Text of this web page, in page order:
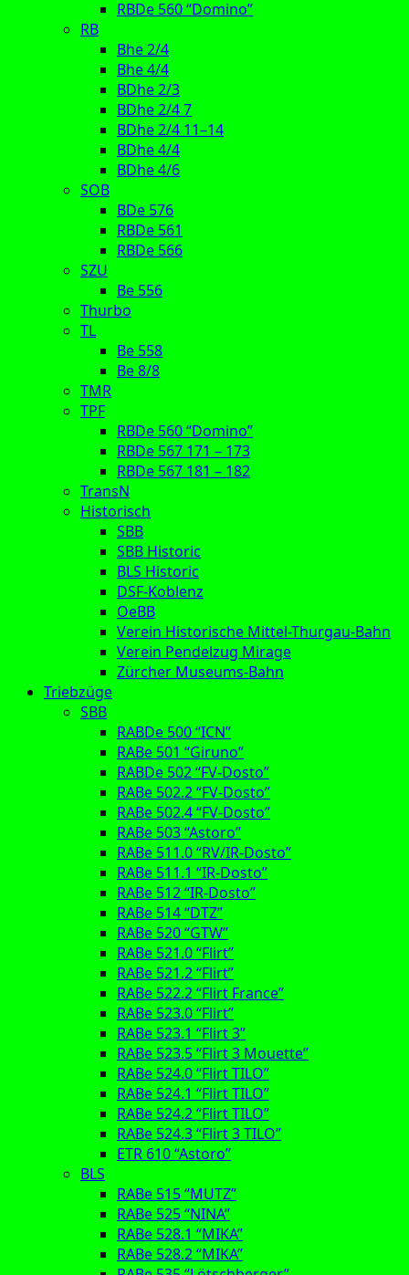
RBDe 560 “Domino”
RB
Bhe 2/4
Bhe 4/4
BDhe 2/3
BDhe 2/4 7
BDhe 2/4 11–14
BDhe 4/4
BDhe 4/6
SOB
BDe 576
RBDe 561
RBDe 566
SZU
Be 556
Thurbo
TL
Be 558
Be 8/8
TMR
TPF
RBDe 560 “Domino”
RBDe 567 171 – 173
RBDe 567 181 – 182
TransN
Historisch
SBB
SBB Historic
BLS Historic
DSF-Koblenz
OeBB
Verein Historische Mittel-Thurgau-Bahn
Verein Pendelzug Mirage
Zürcher Museums-Bahn
Triebzüge
SBB
RABDe 500 “ICN”
RABe 501 “Giruno”
RABDe 502 “FV-Dosto”
RABe 502.2 “FV-Dosto”
RABe 502.4 “FV-Dosto”
RABe 503 “Astoro”
RABe 511.0 “RV/IR-Dosto”
RABe 511.1 “IR-Dosto”
RABe 512 “IR-Dosto”
RABe 514 “DTZ”
RABe 520 “GTW”
RABe 521.0 “Flirt”
RABe 521.2 “Flirt”
RABe 522.2 “Flirt France”
RABe 523.0 “Flirt”
RABe 523.1 “Flirt 3”
RABe 523.5 “Flirt 3 Mouette”
RABe 524.0 “Flirt TILO”
RABe 524.1 “Flirt TILO”
RABe 524.2 “Flirt TILO”
RABe 524.3 “Flirt 3 TILO”
ETR 610 “Astoro”
BLS
RABe 515 “MUTZ”
RABe 525 “NINA”
RABe 528.1 “MIKA”
RABe 528.2 “MIKA”